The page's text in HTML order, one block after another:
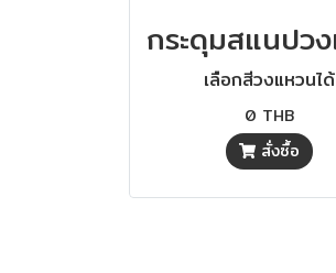
เลือกสีวงแหวนได้
0 THB
สั่งซื้อ